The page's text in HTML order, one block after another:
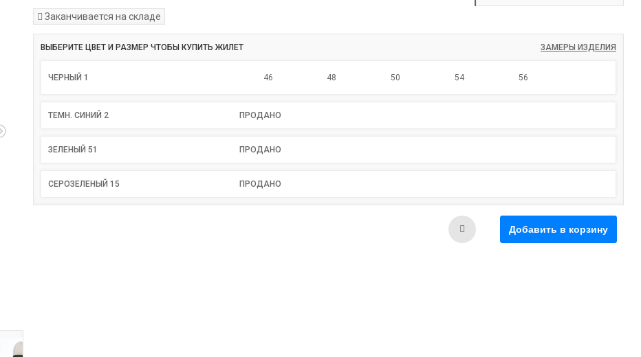
Заканчивается на складе
ВЫБЕРИТЕ ЦВЕТ И РАЗМЕР ЧТОБЫ КУПИТЬ ЖИЛЕТ ЗАМЕРЫ ИЗДЕЛИЯ
ЧЕРНЫЙ 1 46 48 50 54 56
ТЕМН. СИНИЙ 2 ПРОДАНО
ЗЕЛЕНЫЙ 51 ПРОДАНО
СЕРОЗЕЛЕНЫЙ 15 ПРОДАНО